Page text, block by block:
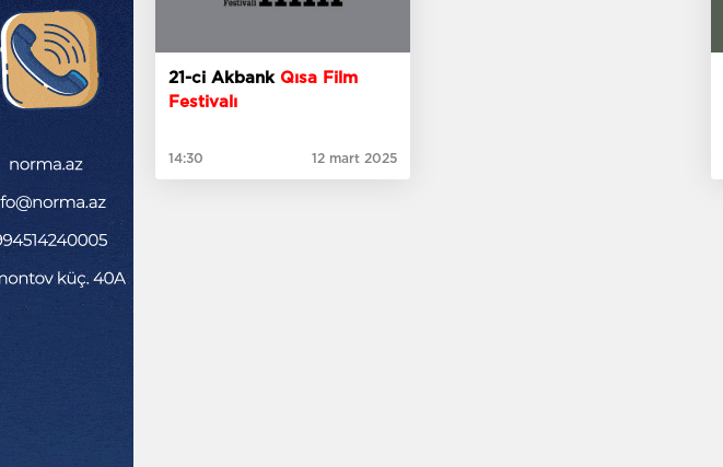
21-ci AkbankQısa Film
Festivalı
14:30 12 mart 2025